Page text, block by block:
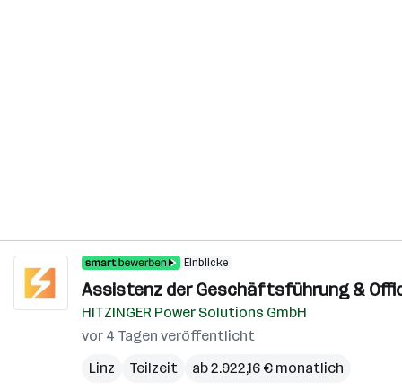
Einblicke
Assistenz der Geschäftsführung &
HITZINGER Power Solutions GmbH
vor 4 Tagen veröffentlicht
Linz
Teilzeit ab 2.922,16 € monatlich